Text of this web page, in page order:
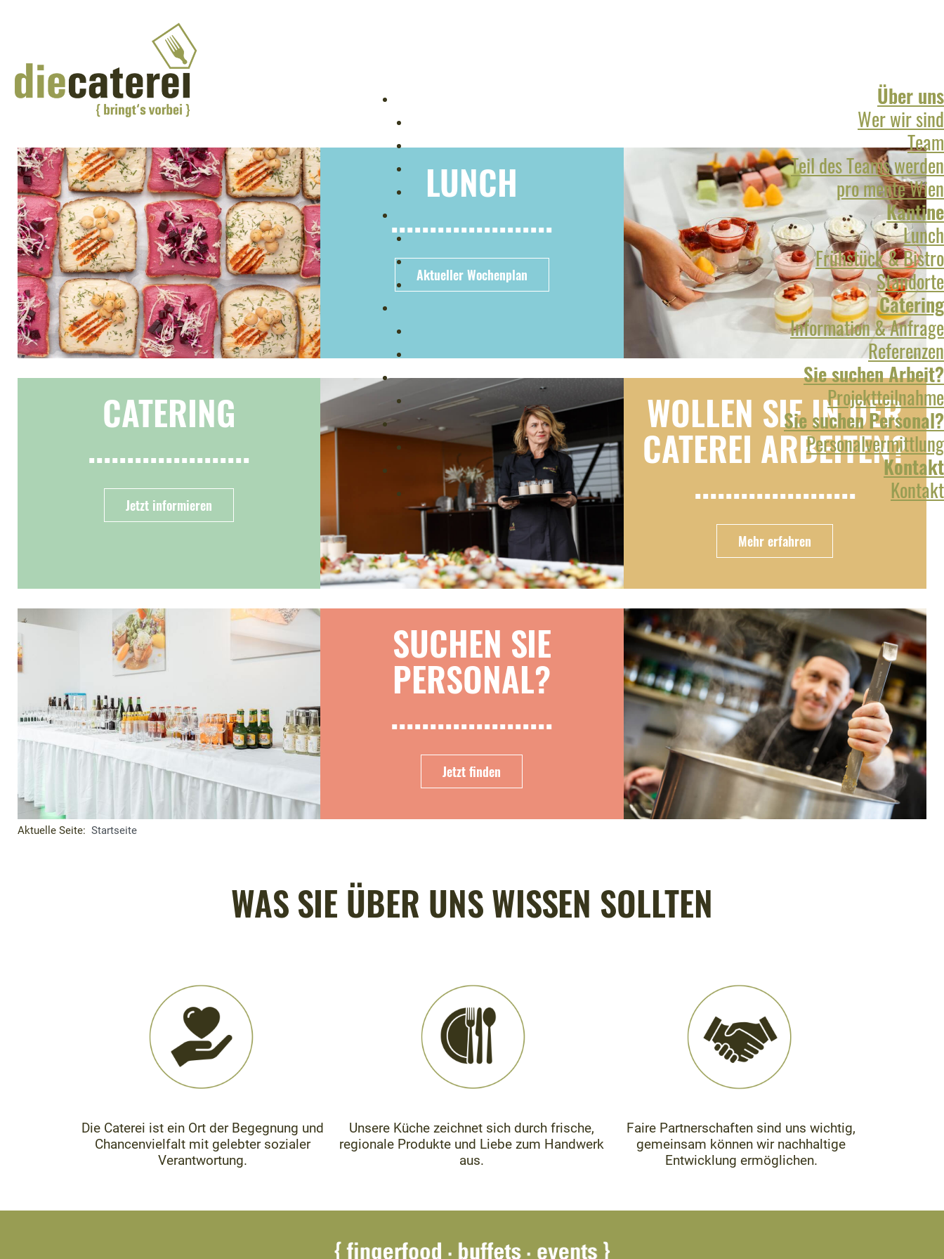
Über uns
Wer wir sind
Team
Teil des Teams werden
pro mente Wien
Kantine
Lunch
Frühstück & Bistro
Standorte
Catering
Information & Anfrage
Referenzen
Sie suchen Arbeit?
Projektteilnahme
Sie suchen Personal?
Personalvermittlung
Kontakt
Kontakt
LUNCH
.....................
Aktueller Wochenplan
CATERING
.....................
Jetzt informieren
WOLLEN SIE IN DER
CATEREI ARBEITEN?
.....................
Mehr erfahren
SUCHEN SIE
PERSONAL?
.....................
Jetzt finden
Aktuelle Seite: Startseite
WAS SIE ÜBER UNS WISSEN SOLLTEN
Die Caterei ist ein Ort der Begegnung und
Chancenvielfalt mit gelebter sozialer
Verantwortung.
Unsere Küche zeichnet sich durch frische,
regionale Produkte und Liebe zum Handwerk
aus.
Faire Partnerschaften sind uns wichtig,
gemeinsam können wir nachhaltige
Entwicklung ermöglichen.